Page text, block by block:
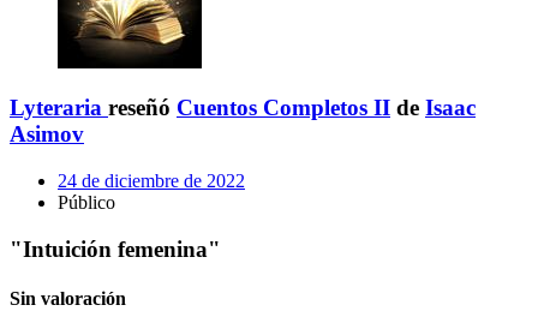
Lyteraria reseñó Cuentos Completos II de Isaac
Asimov
24 de diciembre de 2022
Público
"Intuición femenina"
Sin valoración